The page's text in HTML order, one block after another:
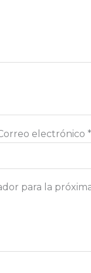
electrónico *
para la